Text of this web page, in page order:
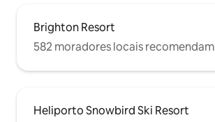
Brighton Resort
582 moradores locais recomendam
Heliporto Snowbird Ski Resort